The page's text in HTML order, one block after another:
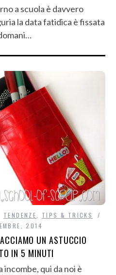
a scuola è davvero
la data fatidica è fissata
TENDENZE
TIPS & TRICKS
2014
UN ASTUCCIO
IN 5 MINUTI
incombe, qui da noi è